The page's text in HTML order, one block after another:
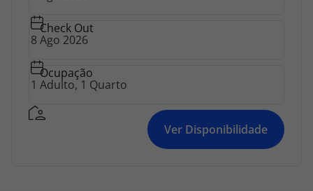
Check Out
Ocupação
Ver Disponibilidade